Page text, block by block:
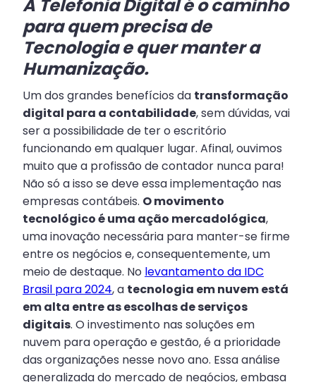
A Telefonia Digital é o caminho
para quem precisa de
Tecnologia e quer manter a
Humanização.
Um dos grandes benefícios da transformação
digital para a contabilidade, sem dúvidas, vai
ser a possibilidade de ter o escritório
funcionando em qualquer lugar. Afinal, ouvimos
muito que a profissão de contador nunca para!
Não só a isso se deve essa implementação nas
empresas contábeis. O movimento
tecnológico é uma ação mercadológica,
uma inovação necessária para manter-se firme
entre os negócios e, consequentemente, um
meio de destaque. No levantamento da IDC
Brasil para 2024, a tecnologia em nuvem está
em alta entre as escolhas de serviços
digitais. O investimento nas soluções em
nuvem para operação e gestão, é a prioridade
das organizações nesse novo ano. Essa análise
generalizada do mercado de negócios, embasa